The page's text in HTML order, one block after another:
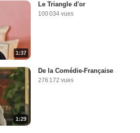
1:37
Le Triangle d'or
100 034 vues
1:29
De la Comédie-Française
276 172 vues